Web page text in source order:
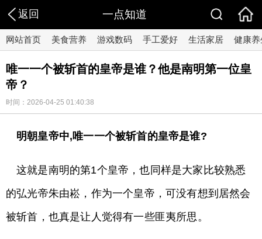
返回 一点知道
网站首页 美食营养 游戏数码 手工爱好 生活家居 健康养
唯一一个被斩首的皇帝是谁？他是南明第一位皇
帝？
时间：2026-04-25 01:40:38
明朝皇帝中,唯一一个被斩首的皇帝是谁?
这就是南明的第1个皇帝，也同样是大家比较熟悉
的弘光帝朱由崧，作为一个皇帝，可没有想到居然会
被斩首，也真是让人觉得有一些匪夷所思。